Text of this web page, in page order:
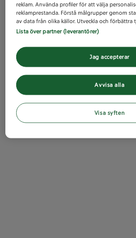
reklam. Använda profiler för att välja
reklamprestanda. Förstå målgrupper genom
av data från olika källor. Utveckla och förbättra
Lista över partner (leverantörer)
Avvisa alla
Jag accepterar
Visa syften